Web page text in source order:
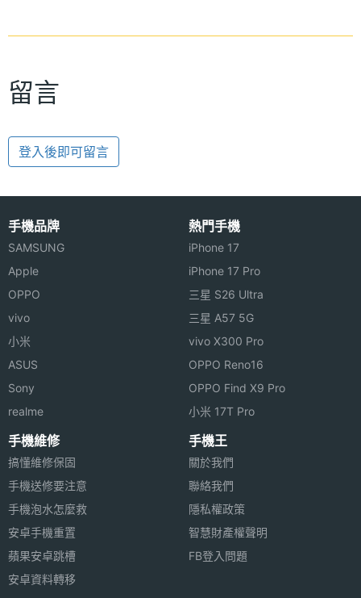
留言
登入後即可留言
手機品牌
SAMSUNG
Apple
OPPO
vivo
小米
ASUS
Sony
realme
熱門手機
iPhone 17
iPhone 17 Pro
三星 S26 Ultra
三星 A57 5G
vivo X300 Pro
OPPO Reno16
OPPO Find X9 Pro
小米 17T Pro
手機維修
搞懂維修保固
手機送修要注意
手機泡水怎麼救
安卓手機重置
蘋果安卓跳槽
安卓資料轉移
手機王
關於我們
聯絡我們
隱私權政策
智慧財產權聲明
FB登入問題